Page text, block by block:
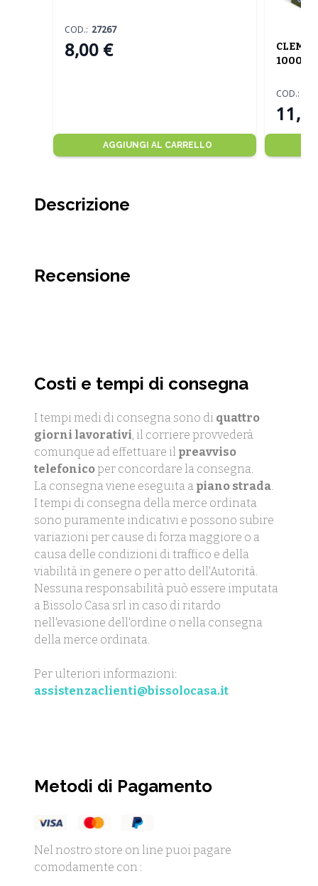
8,00 €
COD.: 27267
AGGIUNGI AL CARRELLO
1000
COD.:
Descrizione
Recensione
Costi e tempi di consegna
I tempi medi di consegna sono di quattro
giorni lavorativi , il corriere provvederà
comunque ad effettuare il preavviso
telefonicoper concordare la consegna.
La consegna viene eseguita a piano strada
I tempi di consegna della merce ordinata
sono puramente indicativi e possono subire
variazioni per cause di forza maggiore o a
causa delle condizioni di traffico e della
viabilità in genere o per atto dell'Autorità.
Nessuna responsabilità può essere imputata
a Bissolo Casa srl in caso di ritardo
nell'evasione dell'ordine o nella consegna
della merce ordinata.
Per ulteriori informazioni:
assistenzaclienti@bissolocasa.it
Metodi di Pagamento
Nel nostro store on line puoi pagare
comodamente con :